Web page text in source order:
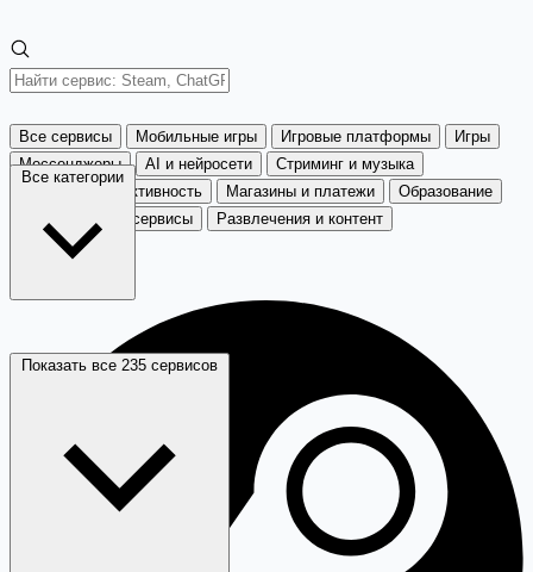
Все сервисы Мобильные игры Игровые платформы
Игры
Мессенджеры
AI и нейросети
Стриминг и музыка
Дизайн и продуктивность
Магазины и платежи
Образование
Путешествия и сервисы
Развлечения и контент
Все категории
Показать все 235 сервисов